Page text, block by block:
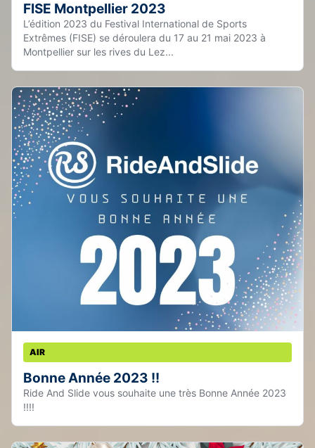
FISE Montpellier 2023
L’édition 2023 du Festival International de Sports
Extrêmes (FISE) se déroulera du 17 au 21 mai 2023 à
Montpellier sur les rives du Lez...
AIR
Bonne Année 2023 !!
Ride And Slide vous souhaite une très Bonne Année 2023
!!!!